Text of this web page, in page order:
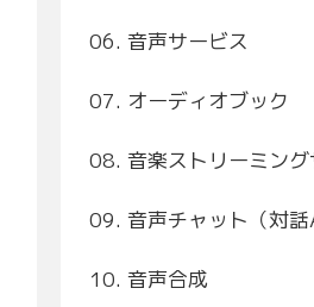
06. 音声サービス
07. オーディオブック
08. 音楽ストリーミング
09. 音声チャット（対話
10. 音声合成